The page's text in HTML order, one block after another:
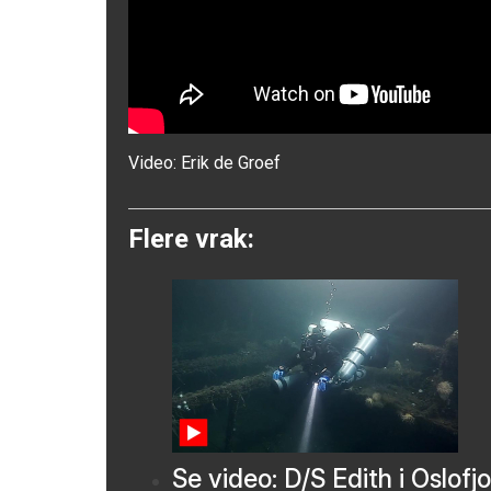
Video: Erik de Groef
Flere vrak:
Se video: D/S Edith i